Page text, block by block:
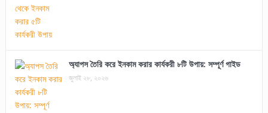
অ্যাপস তৈরি করে ইনকাম করার কার্যকরী ৮টি উপায়: সম্পূর্ণ গাইড
জুলাই ২৮, ২০২৬